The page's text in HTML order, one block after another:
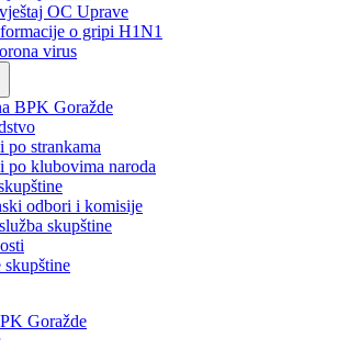
Vlade
prognozna služba Ministarstva privrede
o radu
OC Uprave
o gripi H1N1
virus
BPK Goražde
po strankama
po klubovima naroda
odbori i komisije
skupštine
skupštine